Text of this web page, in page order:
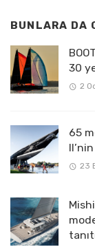
BUNLARA DA
30
2
65
23